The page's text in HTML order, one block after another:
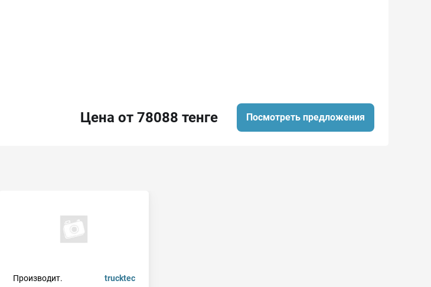
Цена от 78088 тенге Посмотреть предложения
Производит.
trucktec